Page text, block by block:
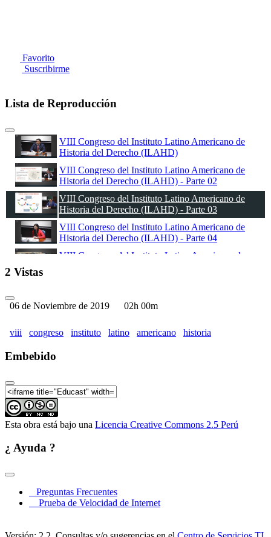
Favorito
Suscribirme
Lista de Reproducción
VIII Congreso del Instituto Latino Americano de
Historia del Derecho (ILAHD)
VIII Congreso del Instituto Latino Americano de
Historia del Derecho (ILAHD) - Parte 02
VIII Congreso del Instituto Latino Americano de
Historia del Derecho (ILAHD) - Parte 03
VIII Congreso del Instituto Latino Americano de
Historia del Derecho (ILAHD) - Parte 04
VIII Congreso del Instituto Latino Americano de
VIII Congreso del Instituto Latino Americano de
VIII Congreso del Instituto Latino Americano de
VIII Congreso del Instituto Latino Americano de
2 Vistas
06 de Noviembre de 2019 02h 00m
viii congreso instituto latino americano historia
Embebido
Esta obra está bajo una Licencia Creative Commons 2.5 Perú
¿ Ayuda ?
Preguntas Frecuentes
Prueba de Velocidad de Internet